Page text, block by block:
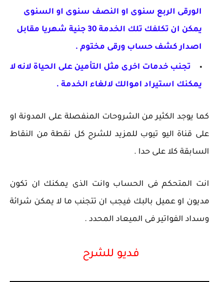
الورقى الربع سنوى او النصف سنوى او السنوى
يمكن ان تكلفك تلك الخدمة 30 جنية شهريا مقابل
اصدار كشف حساب ورقى مختوم .
تجنب خدمات اخرى مثل التأمين على الحياة لانه لا
يمكنك استيراد اموالك لالغاء الخدمة .
كما يوجد الكثير من الشروحات المنفصلة على المدونة او
على قناة اليو تيوب للمزيد للشرح كل نقطة من النقاط
السابقة كلا على حدا .
انت المتحكم فى الحساب وانت الذى يمكنك ان تكون
مديون او عميل بالبك فيجب ان تتجنب ما لا يمكن شرائة
وسداد الفواتير فى الميعاد المحدد .
فديو للشرح